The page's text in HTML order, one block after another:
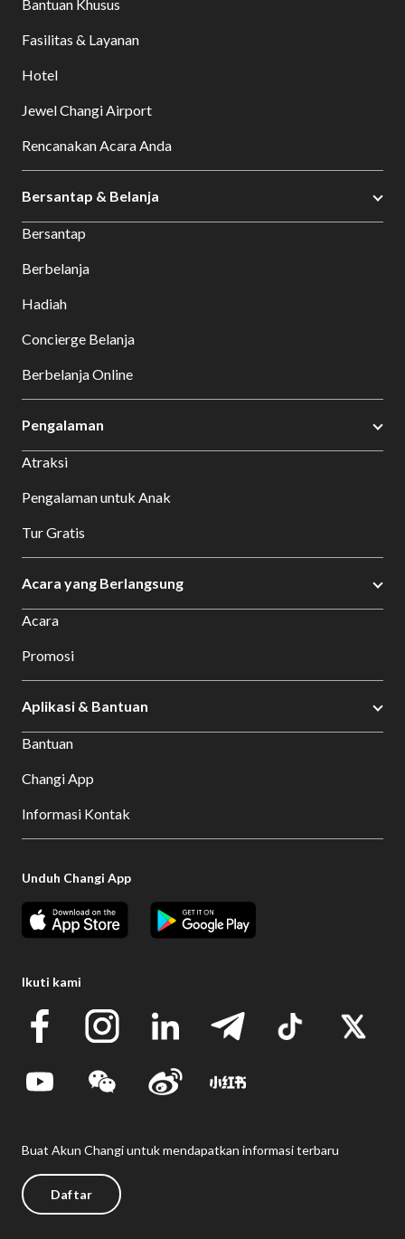
Bantuan Khusus
Fasilitas & Layanan
Hotel
Jewel Changi Airport
Rencanakan Acara Anda
Bersantap & Belanja
Bersantap
Berbelanja
Hadiah
Concierge Belanja
Berbelanja Online
Pengalaman
Atraksi
Pengalaman untuk Anak
Tur Gratis
Acara yang Berlangsung
Acara
Promosi
Aplikasi & Bantuan
Bantuan
Changi App
Informasi Kontak
Unduh Changi App
Ikuti kami
Buat Akun Changi untuk mendapatkan informasi terbaru
Daftar